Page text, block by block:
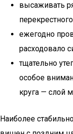
высаживать
ежегодно
расходовало
тщательно
особое
круга — слой
Наиболее